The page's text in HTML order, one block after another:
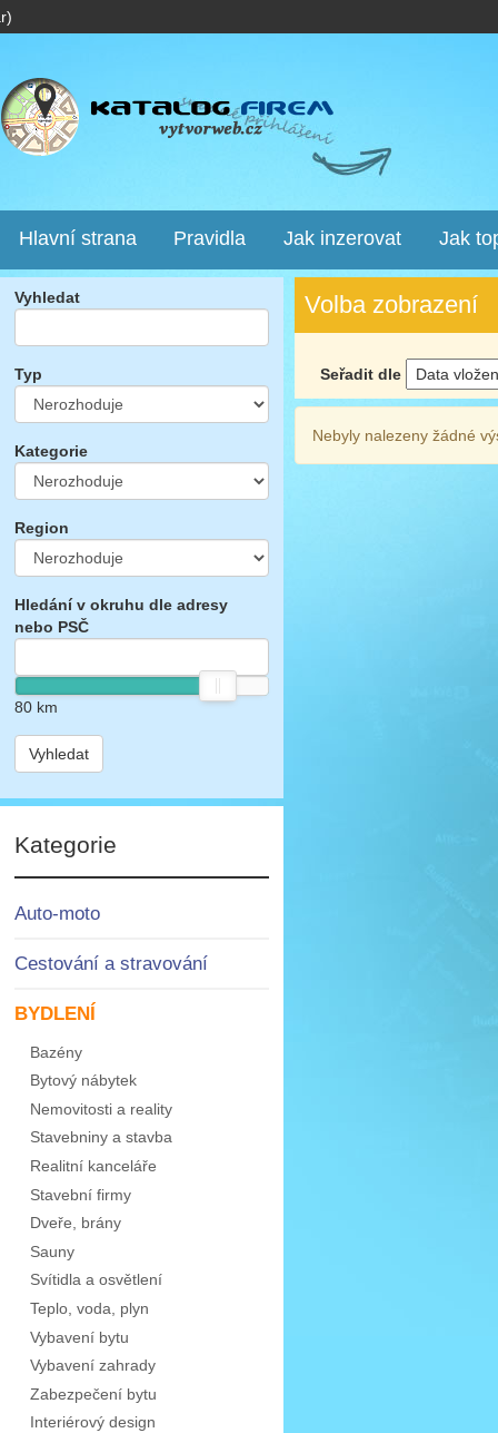
Hlavní strana Pravidla Jak inzerovat Jak
Vyhledat
Typ
Kategorie
Region
Hledání v okruhu dle adresy
nebo PSČ
80km
Vyhledat
Kategorie
Auto-moto
Cestování a stravování
BYDLENÍ
Bazény
Bytový nábytek
Nemovitosti a reality
Stavebniny a stavba
Realitní kanceláře
Stavební firmy
Dveře, brány
Sauny
Svítidla a osvětlení
Teplo, voda, plyn
Vybavení bytu
Vybavení zahrady
Zabezpečení bytu
Interiérový design
Volba zobrazení
Seřadit dle
Nebyly nalezeny žádné